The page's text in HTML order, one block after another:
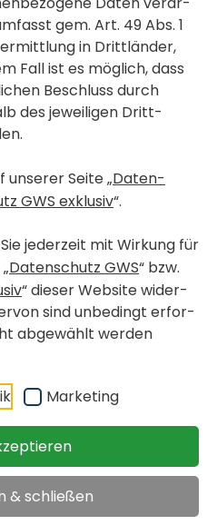
gem. Art. 49 Abs. 1
in Dritt­länder,
Fall ist es möglich, dass
Beschluss durch
des jewei­ligen Dritt­
unserer Seite „Daten­
GWS exklusiv“.
jeder­zeit mit Wirkung für
Daten­schutz GWS“ bzw.
“ dieser Website wider­
sind unbe­dingt erfor­
abge­wählt werden
Marke­ting
& schließen
Stuben­rauch